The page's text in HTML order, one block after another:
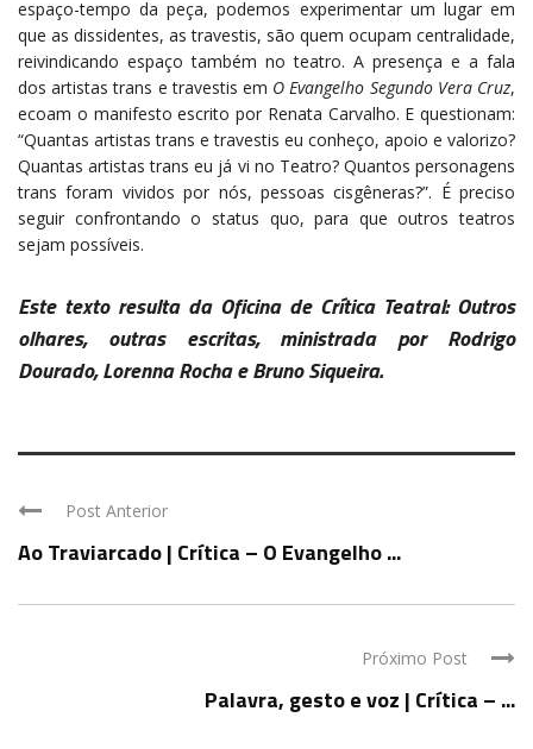
espaço-tempo da peça, podemos experimentar um lugar em
que as dissidentes, as travestis, são quem ocupam centralidade,
reivindicando espaço também no teatro. A presença e a fala
dos artistas trans e travestis em O Evangelho Segundo Vera Cruz,
ecoam o manifesto escrito por Renata Carvalho. E questionam:
“Quantas artistas trans e travestis eu conheço, apoio e valorizo?
Quantas artistas trans eu já vi no Teatro? Quantos personagens
trans foram vividos por nós, pessoas cisgêneras?”. É preciso
seguir confrontando o status quo, para que outros teatros
sejam possíveis.
Este texto resulta da Oficina de Crítica Teatral: Outros
olhares, outras escritas, ministrada por Rodrigo
Dourado, Lorenna Rocha e Bruno Siqueira.
Post Anterior
Ao Traviarcado | Crítica – O Evangelho ...
Próximo Post
Palavra, gesto e voz | Crítica – ...